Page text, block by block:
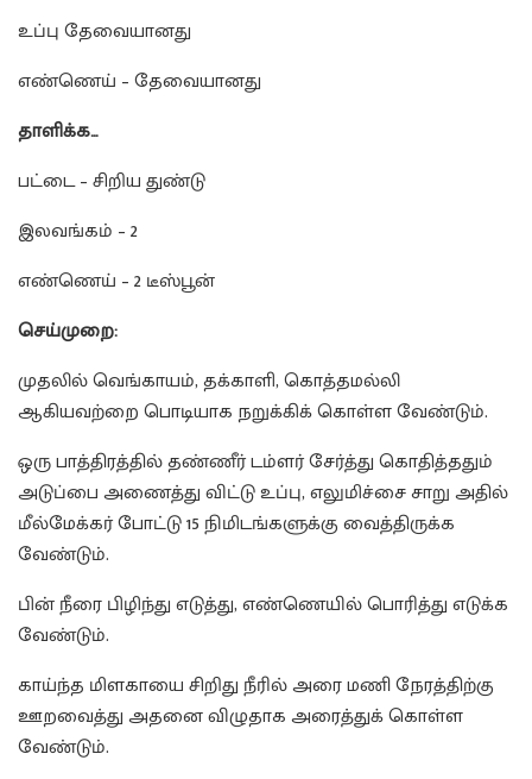
உப்பு தேவையானது
எண்ணெய் – தேவையானது
தாளிக்க…
பட்டை – சிறிய துண்டு
இலவங்கம் – 2
எண்ணெய் – 2 டீஸ்பூன்
செய்முறை:
முதலில் வெங்காயம், தக்காளி, கொத்தமல்லி
ஆகியவற்றை பொடியாக நறுக்கிக் கொள்ள வேண்டும்.
ஒரு பாத்திரத்தில் தண்ணீர் டம்ளர் சேர்த்து கொதித்ததும்
அடுப்பை அணைத்து விட்டு உப்பு, எலுமிச்சை சாறு அதில்
மீல்மேக்கர் போட்டு 15 நிமிடங்களுக்கு வைத்திருக்க
வேண்டும்.
பின் நீரை பிழிந்து எடுத்து, எண்ணெயில் பொரித்து எடுக்க
வேண்டும்.
காய்ந்த மிளகாயை சிறிது நீரில் அரை மணி நேரத்திற்கு
ஊறவைத்து அதனை விழுதாக அரைத்துக் கொள்ள
வேண்டும்.